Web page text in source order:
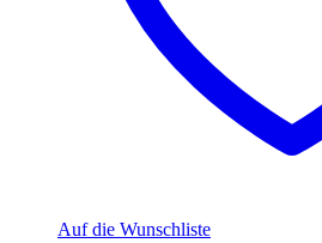
Auf die Wunschliste